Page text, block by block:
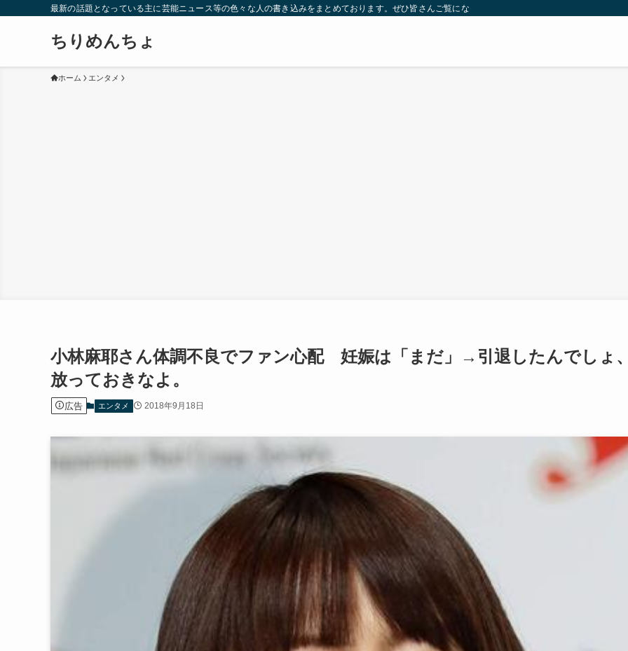
最新の話題となっている主に芸能ニュース等の色々な人の書き込みをまとめております。ぜひ皆さんご覧になっていってください。
ちりめんちょ
ホーム エンタメ
小林麻耶さん体調不良でファン心配 妊娠は「まだ」→引退したんでしょ、
放っておきなよ。
広告 エンタメ 2018年9月18日